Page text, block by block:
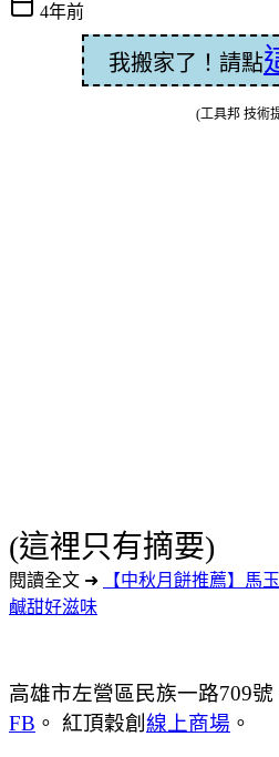
4年前
我搬家了！請點
(工具邦 技術
(這裡只有摘要)
閱讀全文 ➜
【中秋月餅推薦】馬
鹹甜好滋味
高雄市左營區民族一路709號
FB 。 紅頂穀創 線上商場 。